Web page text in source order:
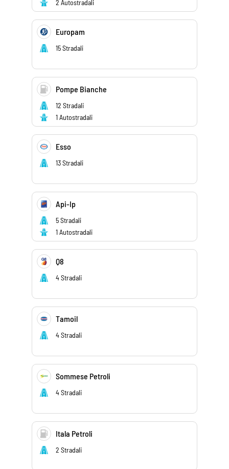
2 Autostradali
Europam
15 Stradali
Pompe Bianche
12 Stradali
1 Autostradali
Esso
13 Stradali
Api-Ip
5 Stradali
1 Autostradali
Q8
4 Stradali
Tamoil
4 Stradali
Sommese Petroli
4 Stradali
Itala Petroli
2 Stradali